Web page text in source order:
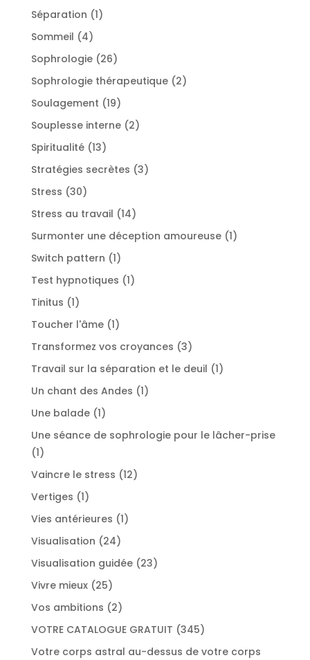
produits
Séparation 11
Sommeil 44
produits
Sophrologie 2626
produits
Sophrologie thérapeutique 22
Soulagement 1919
produits
Souplesse interne 22
Spiritualité 1313
produits
Stratégies secrètes 33
Stress 3030
produits
Stress au travail 1414
produits
Surmonter une déception amoureuse 11
Switch pattern 11
produit
Test hypnotiques 11
Tinitus 11
produit
Toucher l'âme 11
Transformez vos croyances 33
produits
Travail sur la séparation et le deuil 11
Un chant des Andes 11
Une balade 11
produit
Une séance de sophrologie pour le lâcher-prise
11
produit
Vaincre le stress 1212
Vertiges 11
produit
Vies antérieures 11
Visualisation 2424
produits
Visualisation guidée 2323
Vivre mieux 2525
produits
Vos ambitions 22
produits
VOTRE CATALOGUE GRATUIT 345345
produits
Votre corps astral au-dessus de votre corps